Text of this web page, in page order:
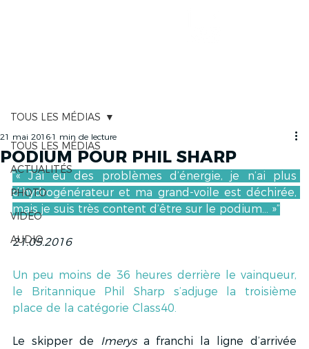
TOUS LES MÉDIAS
ACTUALITÉS
PHOTO
VIDÉO
AUDIO
TOUS LES MÉDIAS
PODIUM POUR PHIL SHARP
21 mai 2016 1 min de lecture
“« J’ai eu des problèmes d’énergie, je n’ai plus
d’hydrogénérateur et ma grand-voile est déchirée,
mais je suis très content d’être sur le podium… »”
21.05.2016
Un peu moins de 36 heures derrière le vainqueur,
le Britannique Phil Sharp s’adjuge la troisième
place de la catégorie Class40.
Le skipper de Imerys a franchi la ligne d’arrivée